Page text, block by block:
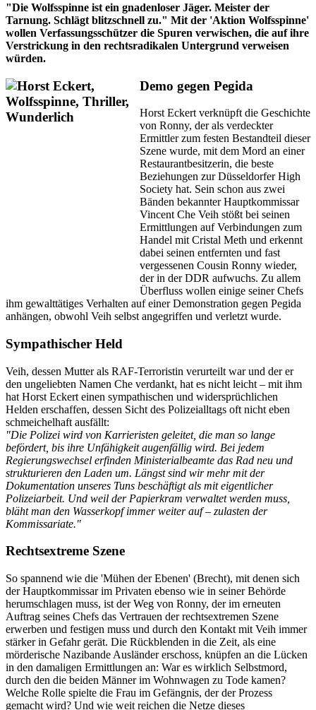
"Die Wolfsspinne ist ein gnadenloser Jäger. Meister der
Tarnung. Schlägt blitzschnell zu." Mit der 'Aktion Wolfsspinne'
wollen Verfassungsschützer die Spuren verwischen, die auf ihre
Verstrickung in den rechtsradikalen Untergrund verweisen
würden.
Demo gegen Pegida
Horst Eckert verknüpft die Geschichte
von Ronny, der als verdeckter
Ermittler zum festen Bestandteil dieser
Szene wurde, mit dem Mord an einer
Restaurantbesitzerin, die beste
Beziehungen zur Düsseldorfer High
Society hat. Sein schon aus zwei
Bänden bekannter Hauptkommissar
Vincent Che Veih stößt bei seinen
Ermittlungen auf Verbindungen zum
Handel mit Cristal Meth und erkennt
dabei seinen entfernten und fast
vergessenen Cousin Ronny wieder,
der in der DDR aufwuchs. Zu allem
Überfluss wollen einige seiner Chefs
ihm gewalttätiges Verhalten auf einer Demonstration gegen Pegida
anhängen, obwohl Veih selbst angegriffen und verletzt wurde.
Sympathischer Held
Veih, dessen Mutter als RAF-Terroristin verurteilt war und der er
den ungeliebten Namen Che verdankt, hat es nicht leicht – mit ihm
hat Horst Eckert einen sympathischen und widersprüchlichen
Helden erschaffen, dessen Sicht des Polizeialltags oft nicht eben
schmeichelhaft ausfällt:
"Die Polizei wird von Karrieristen geleitet, die man so lange
befördert, bis ihre Unfähigkeit augenfällig wird. Bei jedem
Regierungswechsel erfinden Ministerialbeamte das Rad neu und
strukturieren den Laden um. Längst sind wir mehr mit der
Dokumentation unseres Tuns beschäftigt als mit eigentlicher
Polizeiarbeit. Und weil der Papierkram verwaltet werden muss,
bläht man den Wasserkopf immer weiter auf – zulasten der
Kommissariate."
Rechtsextreme Szene
So spannend wie die 'Mühen der Ebenen' (Brecht), mit denen sich
der Hauptkommissar im Privaten ebenso wie in seiner Behörde
herumschlagen muss, ist der Weg von Ronny, der im erneuten
Auftrag seines Chefs das Vertrauen der rechtsextremen Szene
erwerben und festigen muss und durch den Kontakt mit Veih immer
stärker in Gefahr gerät. Die Rückblenden in die Zeit, als eine
mörderische Nazibande Ausländer erschoss, knüpfen an die Lücken
in den damaligen Ermittlungen an: War es wirklich Selbstmord,
durch den die beiden Männer im Wohnwagen zu Tode kamen?
Welche Rolle spielte die Frau im Gefängnis, der der Prozess
gemacht wird? Und wie weit reichen die Netze dieses